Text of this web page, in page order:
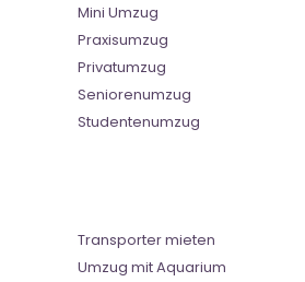
Mini Umzug
Praxisumzug
Privatumzug
Seniorenumzug
Studentenumzug
Transporter mieten
Umzug mit Aquarium